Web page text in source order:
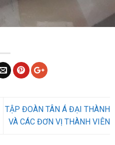
TẬP ĐOÀN TÂN Á ĐẠI THÀNH
VÀ CÁC ĐƠN VỊ THÀNH VIÊN